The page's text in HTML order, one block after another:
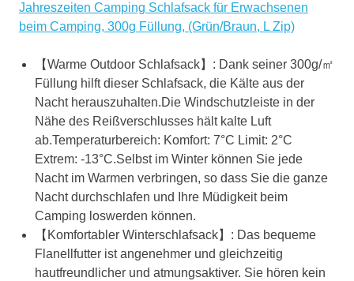
Jahreszeiten Camping Schlafsack für Erwachsenen
beim Camping, 300g Füllung, (Grün/Braun, L Zip)
【Warme Outdoor Schlafsack】: Dank seiner 300g/㎡
Füllung hilft dieser Schlafsack, die Kälte aus der
Nacht herauszuhalten.Die Windschutzleiste in der
Nähe des Reißverschlusses hält kalte Luft
ab.Temperaturbereich: Komfort: 7°C Limit: 2°C
Extrem: -13°C.Selbst im Winter können Sie jede
Nacht im Warmen verbringen, so dass Sie die ganze
Nacht durchschlafen und Ihre Müdigkeit beim
Camping loswerden können.
【Komfortabler Winterschlafsack】: Das bequeme
Flanellfutter ist angenehmer und gleichzeitig
hautfreundlicher und atmungsaktiver. Sie hören kein